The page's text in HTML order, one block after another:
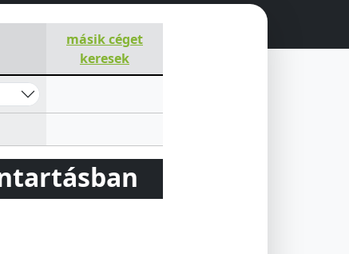
másik céget
keresek